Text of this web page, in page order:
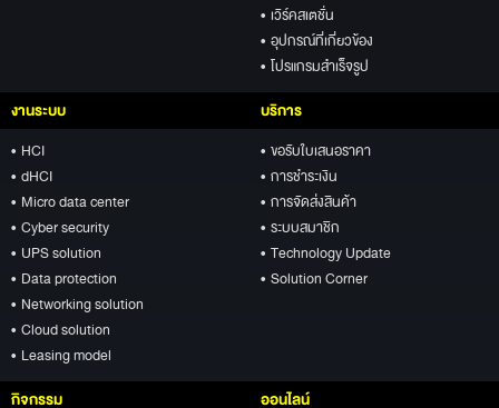
• เวิร์คสเตชั่น
• อุปกรณ์ที่เกี่ยวข้อง
• โปรแกรมสำเร็จรูป
งานระบบ
• HCI
• dHCI
• Micro data center
• Cyber security
• UPS solution
• Data protection
• Networking solution
• Cloud solution
• Leasing model
บริการ
• ขอรับใบเสนอราคา
• การชำระเงิน
• การจัดส่งสินค้า
• ระบบสมาชิก
• Technology Update
• Solution Corner
กิจกรรม ออนไลน์